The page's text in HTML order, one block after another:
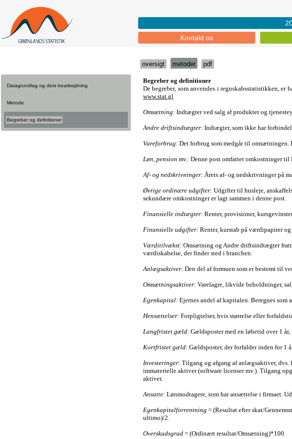
Kontakt os
oversigt metoder pdf
Datagrundlag og dets bearbejdning
Metode
Begreber og definitioner